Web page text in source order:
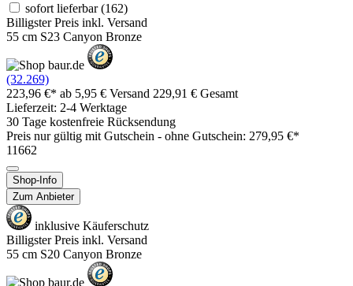
sofort lieferbar(162)
Billigster Preis inkl. Versand
55 cm S23 Canyon Bronze
(32.269)
223,96 €* ab 5,95 € Versand 229,91 € Gesamt
Lieferzeit: 2-4 Werktage
30 Tage kostenfreie Rücksendung
Preis nur gültig mit Gutschein - ohne Gutschein: 279,95 €*
11662
Shop-Info
Zum Anbieter
inklusive Käuferschutz
Billigster Preis inkl. Versand
55 cm S20 Canyon Bronze